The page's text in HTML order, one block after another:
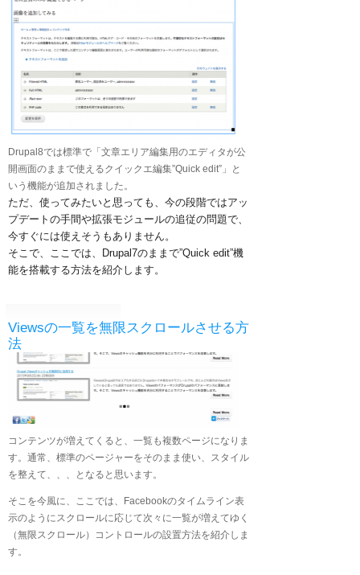
Drupal8では標準で「文章エリア編集用のエディタが公
開画面のままで使えるクイックエ編集”Quick edit”」と
いう機能が追加されました。
ただ、使ってみたいと思っても、今の段階ではアッ
プデートの手間や拡張モジュールの追従の問題で、
今すぐには使えそうもありません。
そこで、ここでは、Drupal7のままで”Quick edit”機
能を搭載する方法を紹介します。
Viewsの一覧を無限スクロールさせる方
法
コンテンツが増えてくると、一覧も複数ページになりま
す。通常、標準のページャーをそのまま使い、スタイル
を整えて、、、となると思います。
そこを今風に、ここでは、Facebookのタイムライン表
示のようにスクロールに応じて次々に一覧が増えてゆく
（無限スクロール）コントロールの設置方法を紹介しま
す。